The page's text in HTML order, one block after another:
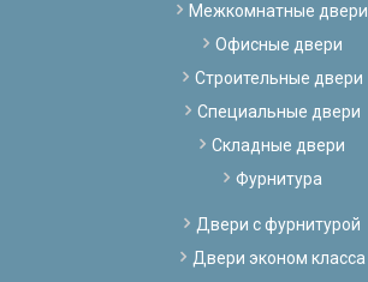
Межкомнатные двери
Офисные двери
Строительные двери
Специальные двери
Складные двери
Фурнитура
Двери с фурнитурой
Двери эконом класса